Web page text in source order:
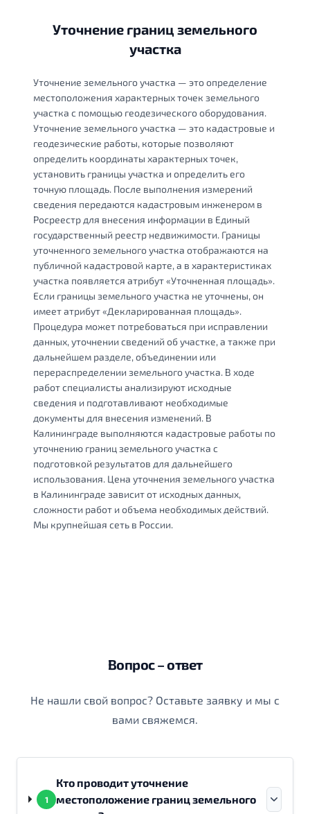
Уточнение границ земельного
участка
Уточнение земельного участка — это определение
местоположения характерных точек земельного
участка с помощью геодезического оборудования.
Уточнение земельного участка — это кадастровые и
геодезические работы, которые позволяют
определить координаты характерных точек,
установить границы участка и определить его
точную площадь. После выполнения измерений
сведения передаются кадастровым инженером в
Росреестр для внесения информации в Единый
государственный реестр недвижимости. Границы
уточненного земельного участка отображаются на
публичной кадастровой карте, а в характеристиках
участка появляется атрибут «Уточненная площадь».
Если границы земельного участка не уточнены, он
имеет атрибут «Декларированная площадь».
Процедура может потребоваться при исправлении
данных, уточнении сведений об участке, а также при
дальнейшем разделе, объединении или
перераспределении земельного участка. В ходе
работ специалисты анализируют исходные
сведения и подготавливают необходимые
документы для внесения изменений. В
Калининграде выполняются кадастровые работы по
уточнению границ земельного участка с
подготовкой результатов для дальнейшего
использования. Цена уточнения земельного участка
в Калининграде зависит от исходных данных,
сложности работ и объема необходимых действий.
Мы крупнейшая сеть в России.
Вопрос – ответ
Не нашли свой вопрос? Оставьте заявку и мы с
вами свяжемся.
1
Кто проводит уточнение
местоположение границ земельного